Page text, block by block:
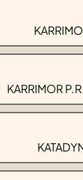
KARRIMOR